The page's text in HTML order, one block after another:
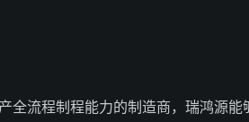
全流程制程能力的制造商，瑞鸿源能